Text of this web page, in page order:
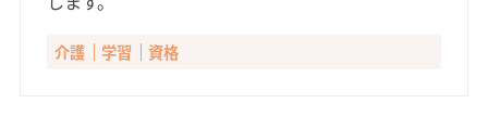
介護 学習 資格